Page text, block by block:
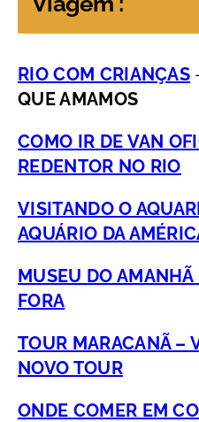
RIO COM CRIANÇAS
QUE AMAMOS
COMO IR DE VAN
REDENTOR NO RIO
VISITANDO O
AQUÁRIO DA
MUSEU DO AMANHÃ
FORA
TOUR MARACANÃ –
NOVO TOUR
ONDE COMER EM